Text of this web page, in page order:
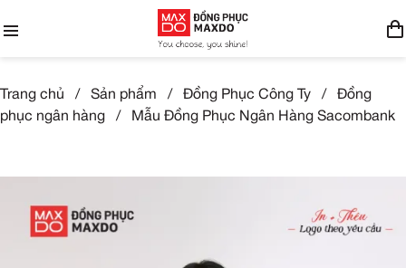
Trang chủ / Sản phẩm / Đồng Phục Công Ty /
Đồng
phục ngân hàng
/ Mẫu Đồng Phục Ngân Hàng Sacombank